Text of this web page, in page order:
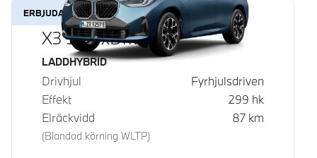
ERBJUDANDE
X3 30e xDrive
Bränsle
LADDHYBRID
Drivhjul
Fyrhjulsdriven
Effekt
299 hk
Elräckvidd
(Blandad körning WLTP)
87 km